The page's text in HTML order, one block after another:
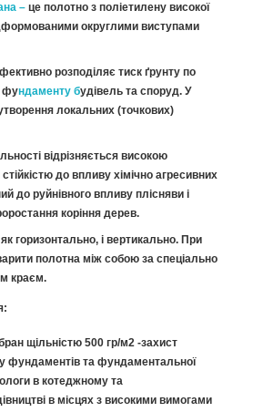
– це полотно з поліетилену високої
округлими виступами
розподіляє тиск ґрунту по
фундаменту будівель та споруд. У
локальних (точкових)
відрізняється високою
до впливу хімічно агресивних
до руйнівного впливу плісняви і
коріння дерев.
горизонтально, і вертикально. При
полотна між собою за спеціально
краєм.
щільністю 500 гр/м2 -захист
фундаментів та фундаментальної
в котеджному та
в місцях з високими вимогами